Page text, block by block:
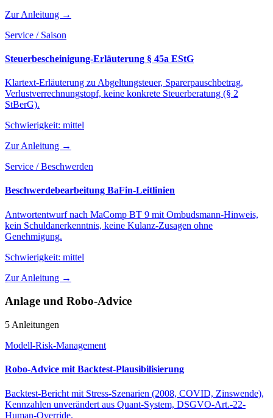
Zur Anleitung →
Service / Saison
Steuerbescheinigung-Erläuterung § 45a EStG
Klartext-Erläuterung zu Abgeltungsteuer, Sparerpauschbetrag,
Verlustverrechnungstopf, keine konkrete Steuerberatung (§ 2
StBerG).
Schwierigkeit: mittel
Zur Anleitung →
Service / Beschwerden
Beschwerdebearbeitung BaFin-Leitlinien
Antwortentwurf nach MaComp BT 9 mit Ombudsmann-Hinweis,
kein Schuldanerkenntnis, keine Kulanz-Zusagen ohne
Genehmigung.
Schwierigkeit: mittel
Zur Anleitung →
Anlage und Robo-Advice
5 Anleitungen
Modell-Risk-Management
Robo-Advice mit Backtest-Plausibilisierung
Backtest-Bericht mit Stress-Szenarien (2008, COVID, Zinswende),
Kennzahlen unverändert aus Quant-System, DSGVO-Art.-22-
Human-Override.